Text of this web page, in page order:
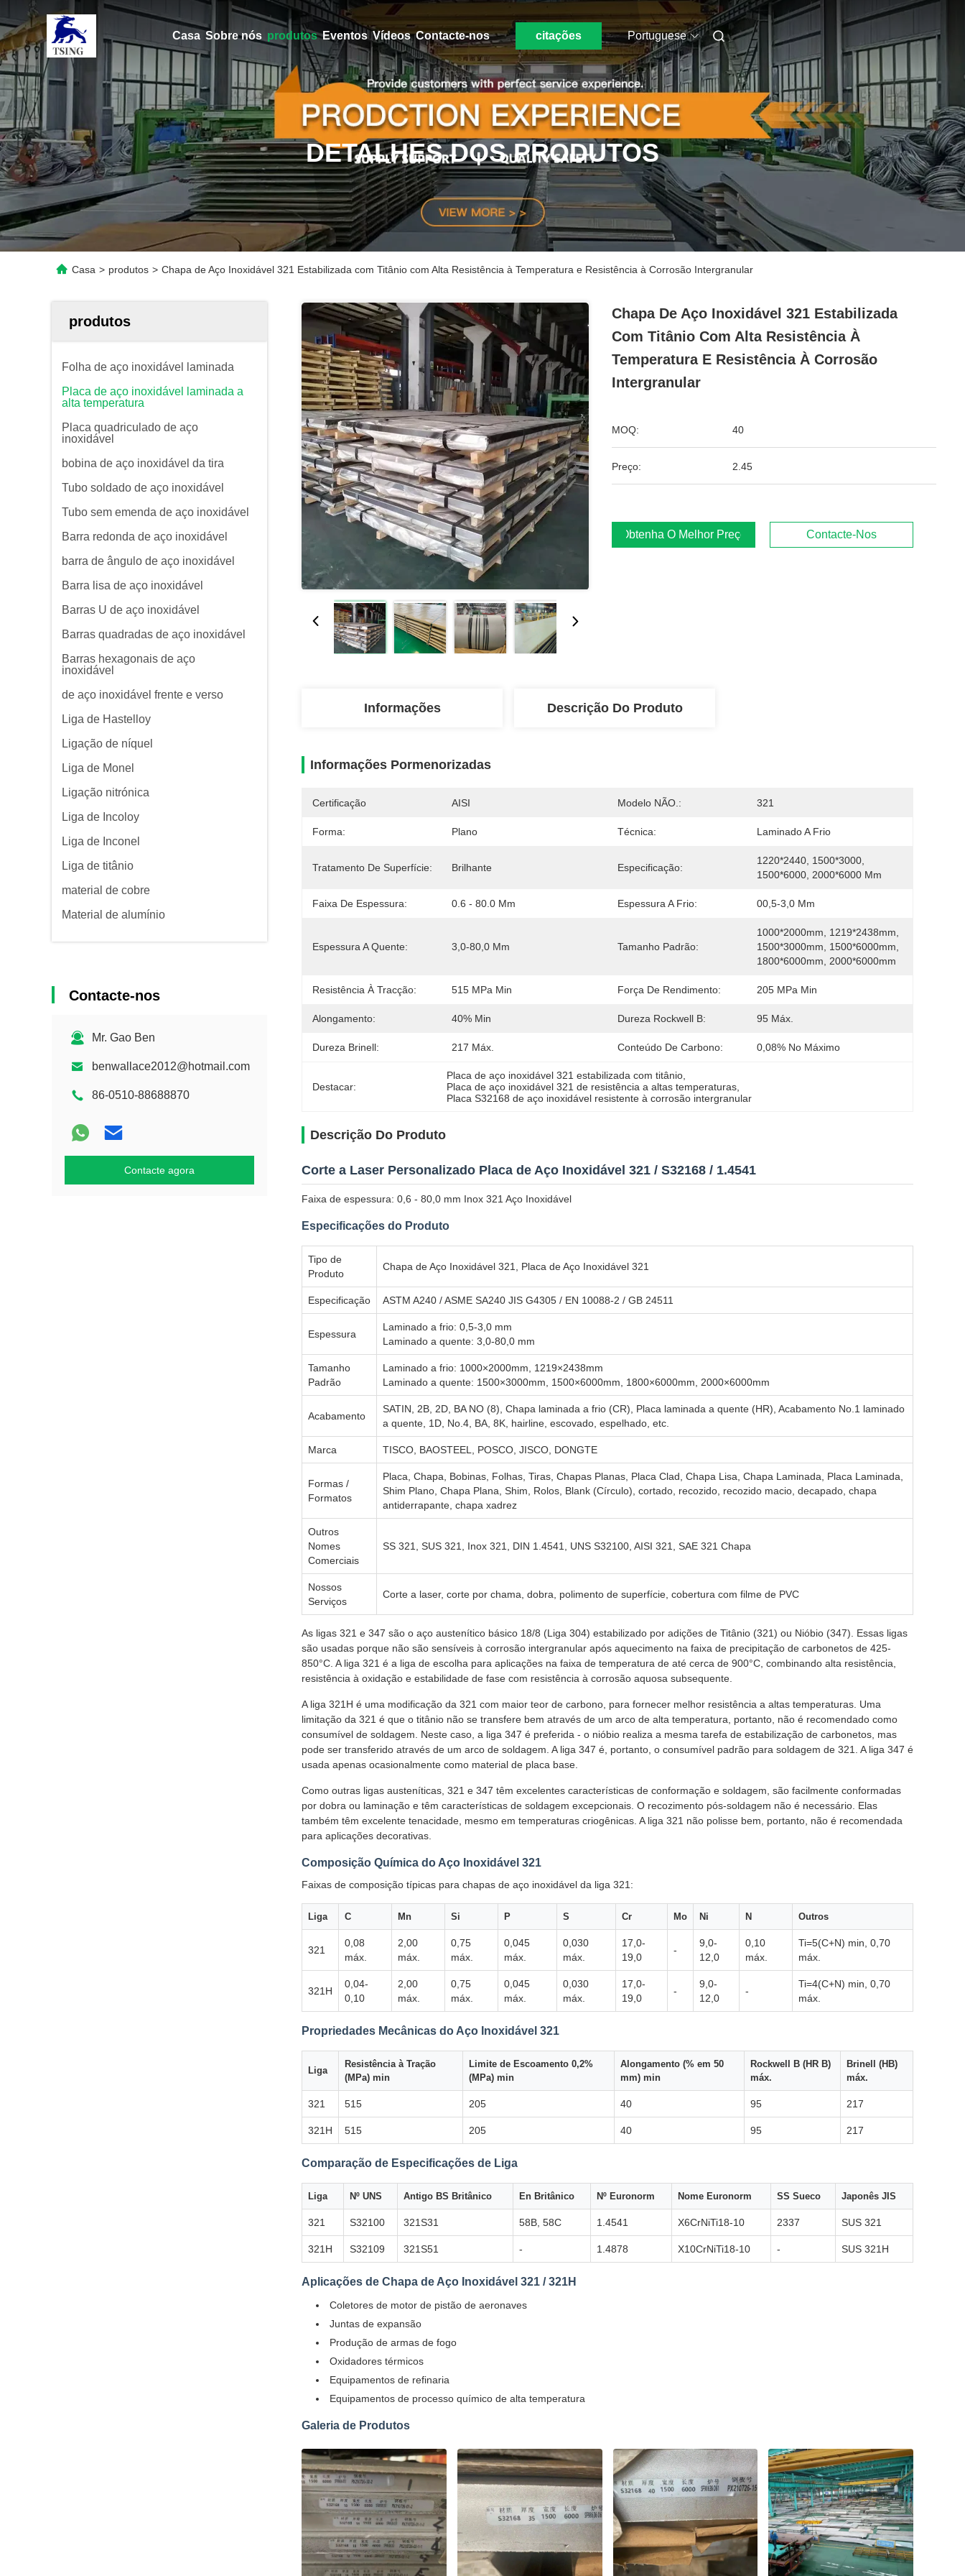
Casa Sobre nós produtos Eventos Vídeos Contacte-nos citações Portuguese
DETALHES DOS PRODUTOS
Casa > produtos > Chapa de Aço Inoxidável 321 Estabilizada com Titânio com Alta Resistência à Temperatura e Resistência à Corrosão Intergranular
produtos
Folha de aço inoxidável laminada
Placa de aço inoxidável laminada a
alta temperatura
Placa quadriculado de aço
inoxidável
bobina de aço inoxidável da tira
Tubo soldado de aço inoxidável
Tubo sem emenda de aço inoxidável
Barra redonda de aço inoxidável
barra de ângulo de aço inoxidável
Barra lisa de aço inoxidável
Barras U de aço inoxidável
Barras quadradas de aço inoxidável
Barras hexagonais de aço
inoxidável
de aço inoxidável frente e verso
Liga de Hastelloy
Ligação de níquel
Liga de Monel
Ligação nitrónica
Liga de Incoloy
Liga de Inconel
Liga de titânio
material de cobre
Material de alumínio
Contacte-nos
Mr. Gao Ben
benwallace2012@hotmail.com
86-0510-88688870
Contacte agora
Chapa De Aço Inoxidável 321 Estabilizada
Com Titânio Com Alta Resistência À
Temperatura E Resistência À Corrosão
Intergranular
MOQ: 40
Preço: 2.45
Obtenha O Melhor Preço Contacte-Nos
Informações Descrição Do Produto
Informações Pormenorizadas
Certificação AISI Modelo NÃO.: 321
Forma: Plano Técnica: Laminado A Frio
Tratamento De Superfície: Brilhante Especificação:
1220*2440, 1500*3000,
1500*6000, 2000*6000 Mm
Faixa De Espessura: 0.6 - 80.0 Mm Espessura A Frio: 00,5-3,0 Mm
Espessura A Quente: 3,0-80,0 Mm Tamanho Padrão:
1000*2000mm, 1219*2438mm,
1500*3000mm, 1500*6000mm,
1800*6000mm, 2000*6000mm
Resistência À Tracção: 515 MPa Min Força De Rendimento: 205 MPa Min
Alongamento: 40% Min Dureza Rockwell B: 95 Máx.
Dureza Brinell: 217 Máx. Conteúdo De Carbono: 0,08% No Máximo
Destacar:
Placa de aço inoxidável 321 estabilizada com titânio
Placa de aço inoxidável 321 de resistência a altas temperaturas
Placa S32168 de aço inoxidável resistente à corrosão intergranular
Descrição Do Produto
Corte a Laser Personalizado Placa de Aço Inoxidável 321 / S32168 / 1.4541
Faixa de espessura: 0,6 - 80,0 mm Inox 321 Aço Inoxidável
Especificações do Produto
Tipo de
Produto
Chapa de Aço Inoxidável 321, Placa de Aço Inoxidável 321
Especificação ASTM A240 / ASME SA240 JIS G4305 / EN 10088-2 / GB 24511
Espessura
Laminado a frio: 0,5-3,0 mm
Laminado a quente: 3,0-80,0 mm
Tamanho
Padrão
Laminado a frio: 1000×2000mm, 1219×2438mm
Laminado a quente: 1500×3000mm, 1500×6000mm, 1800×6000mm, 2000×6000mm
Acabamento
SATIN, 2B, 2D, BA NO (8), Chapa laminada a frio (CR), Placa laminada a quente (HR), Acabamento No.1 laminado
a quente, 1D, No.4, BA, 8K, hairline, escovado, espelhado, etc.
Marca TISCO, BAOSTEEL, POSCO, JISCO, DONGTE
Formas /
Formatos
Placa, Chapa, Bobinas, Folhas, Tiras, Chapas Planas, Placa Clad, Chapa Lisa, Chapa Laminada, Placa Laminada,
Shim Plano, Chapa Plana, Shim, Rolos, Blank (Círculo), cortado, recozido, recozido macio, decapado, chapa
antiderrapante, chapa xadrez
Outros
Nomes
Comerciais
SS 321, SUS 321, Inox 321, DIN 1.4541, UNS S32100, AISI 321, SAE 321 Chapa
Nossos
Serviços
Corte a laser, corte por chama, dobra, polimento de superfície, cobertura com filme de PVC
As ligas 321 e 347 são o aço austenítico básico 18/8 (Liga 304) estabilizado por adições de Titânio (321) ou Nióbio (347). Essas ligas
são usadas porque não são sensíveis à corrosão intergranular após aquecimento na faixa de precipitação de carbonetos de 425-
850°C. A liga 321 é a liga de escolha para aplicações na faixa de temperatura de até cerca de 900°C, combinando alta resistência,
resistência à oxidação e estabilidade de fase com resistência à corrosão aquosa subsequente.
A liga 321H é uma modificação da 321 com maior teor de carbono, para fornecer melhor resistência a altas temperaturas. Uma
limitação da 321 é que o titânio não se transfere bem através de um arco de alta temperatura, portanto, não é recomendado como
consumível de soldagem. Neste caso, a liga 347 é preferida - o nióbio realiza a mesma tarefa de estabilização de carbonetos, mas
pode ser transferido através de um arco de soldagem. A liga 347 é, portanto, o consumível padrão para soldagem de 321. A liga 347 é
usada apenas ocasionalmente como material de placa base.
Como outras ligas austeníticas, 321 e 347 têm excelentes características de conformação e soldagem, são facilmente conformadas
por dobra ou laminação e têm características de soldagem excepcionais. O recozimento pós-soldagem não é necessário. Elas
também têm excelente tenacidade, mesmo em temperaturas criogênicas. A liga 321 não polisse bem, portanto, não é recomendada
para aplicações decorativas.
Composição Química do Aço Inoxidável 321
Faixas de composição típicas para chapas de aço inoxidável da liga 321:
Liga C Mn Si P S Cr Mo Ni N Outros
321
0,08
máx.
2,00
máx.
0,75
máx.
0,045
máx.
0,030
máx.
17,0-
19,0
-
9,0-
12,0
0,10
máx.
Ti=5(C+N) min, 0,70
máx.
321H
0,04-
0,10
2,00
máx.
0,75
máx.
0,045
máx.
0,030
máx.
17,0-
19,0
-
9,0-
12,0
-
Ti=4(C+N) min, 0,70
máx.
Propriedades Mecânicas do Aço Inoxidável 321
Liga
Resistência à Tração
(MPa) min
Limite de Escoamento 0,2%
(MPa) min
Alongamento (% em 50
mm) min
Rockwell B (HR B)
máx.
Brinell (HB)
máx.
321 515 205 40 95 217
321H 515 205 40 95 217
Comparação de Especificações de Liga
Liga Nº UNS Antigo BS Britânico En Britânico Nº Euronorm Nome Euronorm SS Sueco Japonês JIS
321 S32100 321S31 58B, 58C 1.4541 X6CrNiTi18-10 2337 SUS 321
321H S32109 321S51 - 1.4878 X10CrNiTi18-10 - SUS 321H
Aplicações de Chapa de Aço Inoxidável 321 / 321H
Coletores de motor de pistão de aeronaves
Juntas de expansão
Produção de armas de fogo
Oxidadores térmicos
Equipamentos de refinaria
Equipamentos de processo químico de alta temperatura
Galeria de Produtos